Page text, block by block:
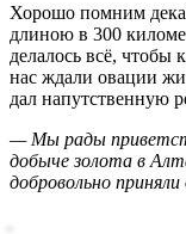
Хорошо помним
длиною в 300
делалось всё,
нас ждали овации
дал напутственную
— Мы рады
добыче золота в
добровольно